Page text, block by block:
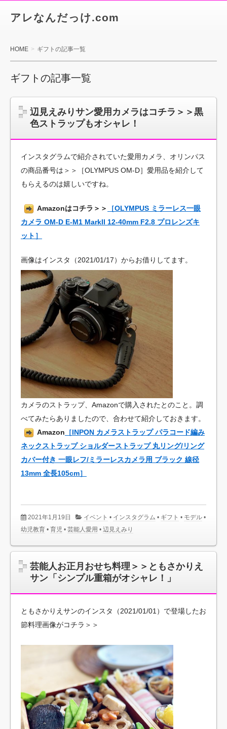
アレなんだっけ.com
HOME ギフトの記事一覧
ギフトの記事一覧
辺見えみりサン愛用カメラはコチラ＞＞黒
色ストラップもオシャレ！
インスタグラムで紹介されていた愛用カメラ、オリンパス
の商品番号は＞＞［OLYMPUS OM-D］愛用品を紹介して
もらえるのは嬉しいですね。
Amazonはコチラ＞＞
［OLYMPUS ミラーレス一眼
カメラ OM-D E-M1 MarkII 12-40mm F2.8 プロレンズキ
ット］
画像はインスタ（2021/01/17）からお借りしてます。
カメラのストラップ、Amazonで購入されたとのこと。調
べてみたらありましたので、合わせて紹介しておきます。
Amazon ［INPON カメラストラップ パラコード編み
ネックストラップ ショルダーストラップ 丸リング/リング
カバー付き 一眼レフ/ミラーレスカメラ用 ブラック 線径
13mm 全長105cm］
2021年1月19日 イベント • インスタグラム • ギフト • モデル •
幼児教育 • 育児 • 芸能人愛用 • 辺見えみり
芸能人お正月おせち料理＞＞ともさかりえ
サン「シンプル重箱がオシャレ！」
ともさかりえサンのインスタ（2021/01/01）で登場したお
節料理画像がコチラ＞＞